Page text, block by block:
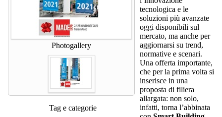
Photogallery
Tag e categorie
tecnologica e le
soluzioni più avanzate
oggi disponibili sul
mercato, ma anche per
aggiornarsi su trend,
normative e scenari.
Una offerta importante,
che per la prima volta si
inserisce in una
proposta di filiera
allargata: non solo,
infatti, torna l’abbinata